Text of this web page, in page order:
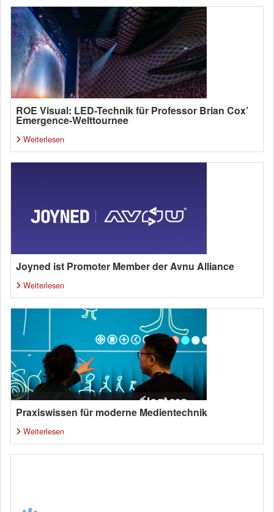
ROE Visual: LED-Technik für Professor Brian Cox’
Emergence-Welttournee
Weiterlesen
Joyned ist Promoter Member der Avnu Alliance
Weiterlesen
Praxiswissen für moderne Medientechnik
Weiterlesen